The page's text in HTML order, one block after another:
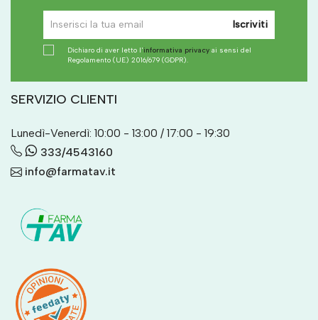
Iscriviti
Dichiaro di aver letto l'informativa privacy ai sensi del
Regolamento (UE) 2016/679 (GDPR).
SERVIZIO CLIENTI
Lunedì-Venerdì: 10:00 - 13:00 / 17:00 - 19:30
333/4543160
info@farmatav.it